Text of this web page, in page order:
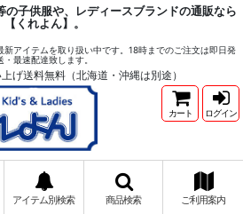
子供服や、レディースブランドの通販なら
【くれよん】。
新アイテムを取り扱い中です。18時までのご注文は即日発
・最速配達致します。
げ送料無料（北海道・沖縄は別途）
カート ログイン
アイテム別検索 商品検索 ご利用案内